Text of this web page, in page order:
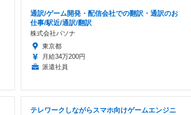
通訳/ゲーム開発・配信会社での翻訳・通訳のお
仕事/駅近/通訳/翻訳
株式会社パソナ
東京都
月給34万200円
派遣社員
テレワークしながらスマホ向けゲームエンジニ